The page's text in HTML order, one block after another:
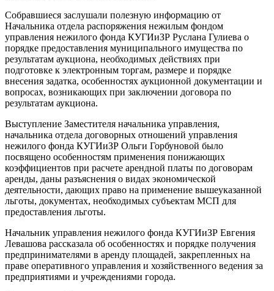
Собравшиеся заслушали полезную информацию от
Начальника отдела распоряжения нежилым фондом
управления нежилого фонда КУГИиЗР Руслана Гулиева о
порядке предоставления муниципального имущества по
результатам аукциона, необходимых действиях при
подготовке к электронным торгам, размере и порядке
внесения задатка, особенностях аукционной документации и
вопросах, возникающих при заключении договора по
результатам аукциона.
Выступление Заместителя начальника управления,
начальника отдела договорных отношений управления
нежилого фонда КУГИиЗР Ольги Горбуновой было
посвящено особенностям применения понижающих
коэффициентов при расчете арендной платы по договорам
аренды, даны разъяснения о видах экономической
деятельности, дающих право на применение вышеуказанной
льготы, документах, необходимых субъектам МСП для
предоставления льготы.
Начальник управления нежилого фонда КУГИиЗР Евгения
Левашова рассказала об особенностях и порядке получения
предпринимателями в аренду площадей, закрепленных на
праве оперативного управления и хозяйственного ведения за
предприятиями и учреждениями города.